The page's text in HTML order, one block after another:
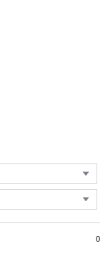
0